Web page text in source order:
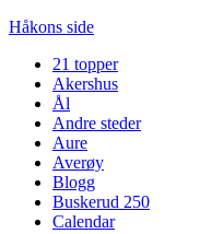
Håkons side
21 topper
Akershus
Ål
Andre steder
Aure
Averøy
Blogg
Buskerud 250
Calendar